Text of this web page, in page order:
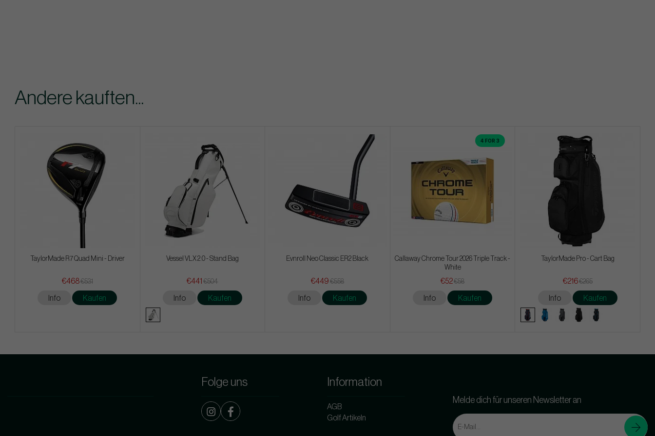
Andere kauften...
TaylorMade R7 Quad Mini - Driver
€468€531
Info Kaufen
Vessel VLX 2.0 - Stand Bag
€441 €504
Info Kaufen
Evnroll Neo Classic ER2 Black
€449 €558
Info Kaufen
4 FOR 3
Callaway Chrome Tour 2026 Triple Track -
White
€52€58
Info Kaufen
TaylorMade Pro - Cart Bag
€216€265
Info Kaufen
Folge uns Information
AGB
Golf Artikeln
Melde dich für unseren Newsletter an